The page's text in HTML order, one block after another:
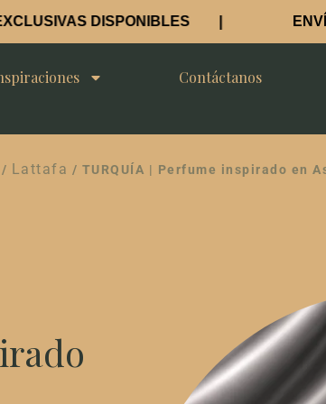
DISPONIBLES | ENVÍO
Contáctanos
/ Lattafa / TURQUÍA | Perfume inspirado en